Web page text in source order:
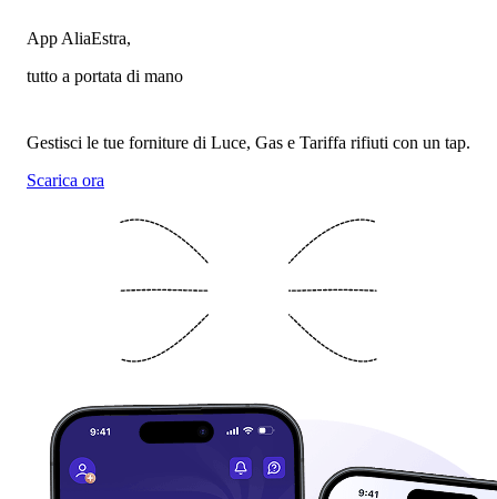
App AliaEstra,
tutto a portata di mano
Gestisci le tue forniture di Luce, Gas e Tariffa rifiuti con un tap.
Scarica ora